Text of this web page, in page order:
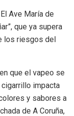
Ave María de
que ya supera
los riesgos del
que el vapeo se
impacta
y sabores a
de A Coruña,